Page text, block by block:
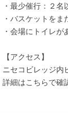
・最少催行：２名
・バスケットを
・会場にトイレ
【アクセス】
ニセコビレッジ内
詳細はこちらで確